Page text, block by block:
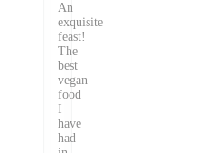
An
exquisite
feast!
The
best
vegan
food
I
have
had